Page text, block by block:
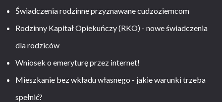
Świadczenia rodzinne przyznawane cudzoziemcom
Rodzinny Kapitał Opiekuńczy (RKO) - nowe świadczenia
dla rodziców
Wniosek o emeryturę przez internet!
Mieszkanie bez wkładu własnego - jakie warunki trzeba
spełnić?